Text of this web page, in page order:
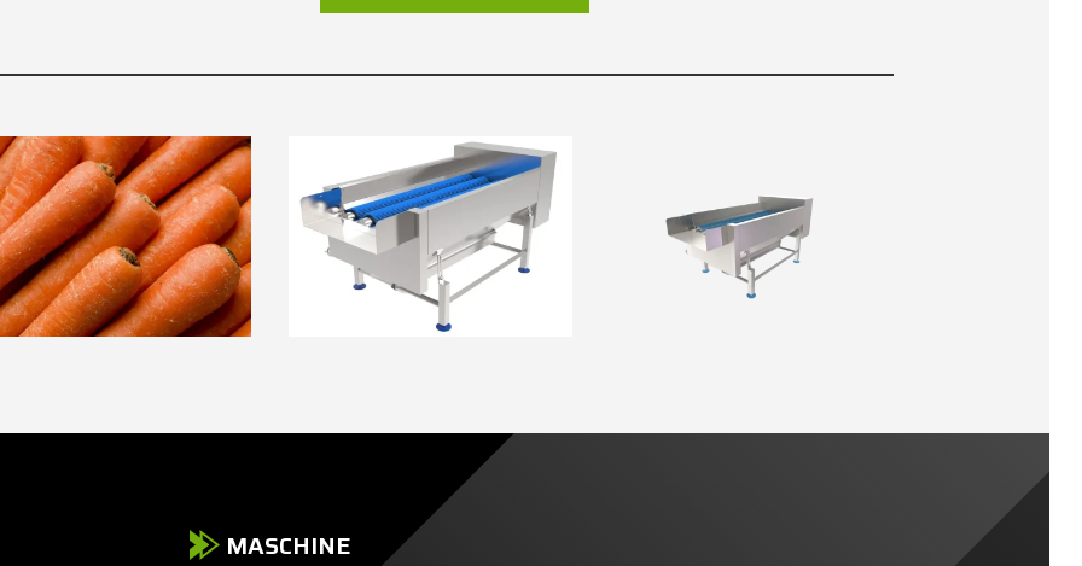
MASCHINE